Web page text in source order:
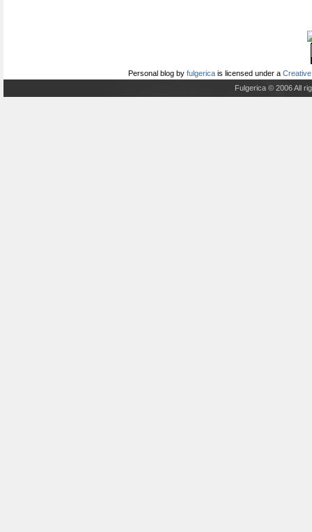
Personal blog by fulgerica is licensed under a
Fulgerica © 2006 All